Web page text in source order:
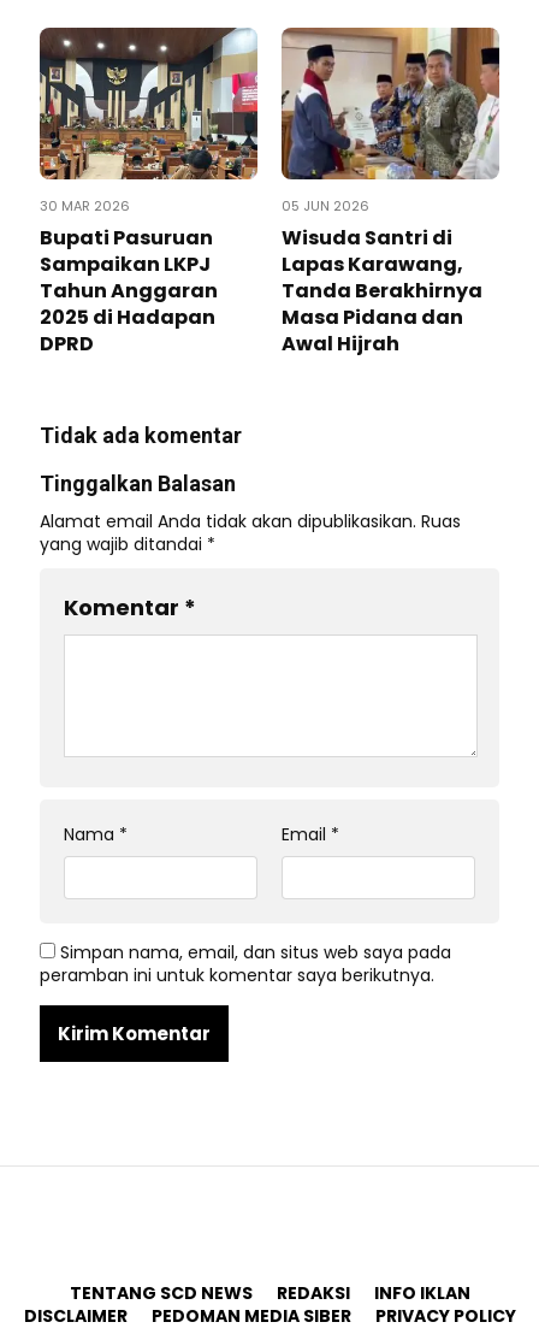
30 MAR 2026
‎Bupati Pasuruan
Sampaikan LKPJ
Tahun Anggaran
2025 di Hadapan
DPRD ‎
05 JUN 2026
Wisuda Santri di
Lapas Karawang,
Tanda Berakhirnya
Masa Pidana dan
Awal Hijrah
Tidak ada komentar
Tinggalkan Balasan
Alamat email Anda tidak akan dipublikasikan. Ruas
yang wajib ditandai *
Komentar *
Nama * Email *
Simpan nama, email, dan situs web saya pada
peramban ini untuk komentar saya berikutnya.
TENTANG SCD NEWS REDAKSI
INFO IKLAN
DISCLAIMER
PEDOMAN MEDIA SIBER PRIVACY POLICY